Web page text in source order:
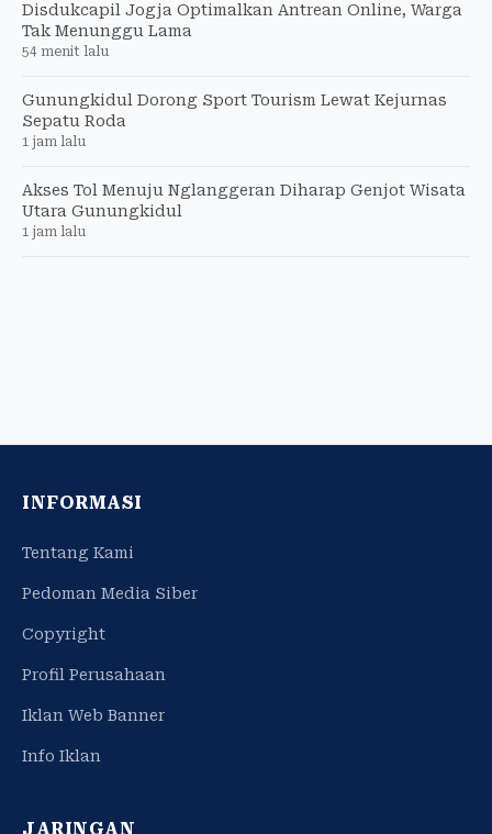
Disdukcapil Jogja Optimalkan Antrean Online, Warga
Tak Menunggu Lama
54 menit lalu
Gunungkidul Dorong Sport Tourism Lewat Kejurnas
Sepatu Roda
1 jam lalu
Akses Tol Menuju Nglanggeran Diharap Genjot Wisata
Utara Gunungkidul
1 jam lalu
INFORMASI
Tentang Kami
Pedoman Media Siber
Copyright
Profil Perusahaan
Iklan Web Banner
Info Iklan
JARINGAN